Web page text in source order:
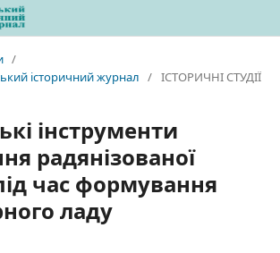
/
історичний журнал / ІСТОРИЧНІ СТУДІЇ
інструменти
радянізованої
час формування
ладу